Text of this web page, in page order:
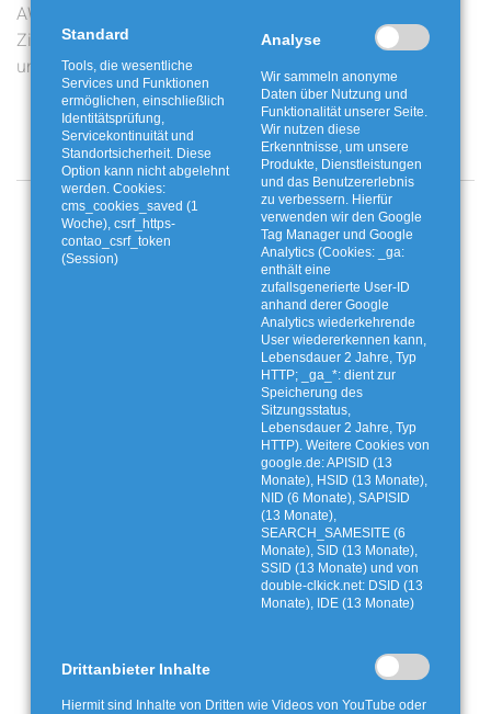
AWG bewegt: Live-
Ziehung am Freitag auf
unserem Youtube-Kanal
Fossiliengrube
Twistringen
Angebote und Aktionen
Standard
Tools, die wesentliche
Services und Funktionen
ermöglichen, einschließlich
Identitätsprüfung,
Servicekontinuität und
Standortsicherheit. Diese
Option kann nicht abgelehnt
werden. Cookies:
cms_cookies_saved (1
Woche), csrf_https-
contao_csrf_token
(Session)
Analyse
Wir sammeln anonyme
Daten über Nutzung und
Funktionalität unserer Seite.
Wir nutzen diese
Erkenntnisse, um unsere
Produkte, Dienstleistungen
und das Benutzererlebnis
zu verbessern. Hierfür
verwenden wir den Google
Tag Manager und Google
Analytics (Cookies: _ga:
enthält eine
zufallsgenerierte User-ID
anhand derer Google
Analytics wiederkehrende
User wiedererkennen kann,
Lebensdauer 2 Jahre, Typ
HTTP; _ga_*: dient zur
Speicherung des
Sitzungsstatus,
Lebensdauer 2 Jahre, Typ
HTTP). Weitere Cookies von
google.de: APISID (13
Monate), HSID (13 Monate),
NID (6 Monate), SAPISID
(13 Monate),
SEARCH_SAMESITE (6
Monate), SID (13 Monate),
SSID (13 Monate) und von
double-clkick.net: DSID (13
Monate), IDE (13 Monate)
Drittanbieter Inhalte
Hiermit sind Inhalte von Dritten wie Videos von YouTube oder